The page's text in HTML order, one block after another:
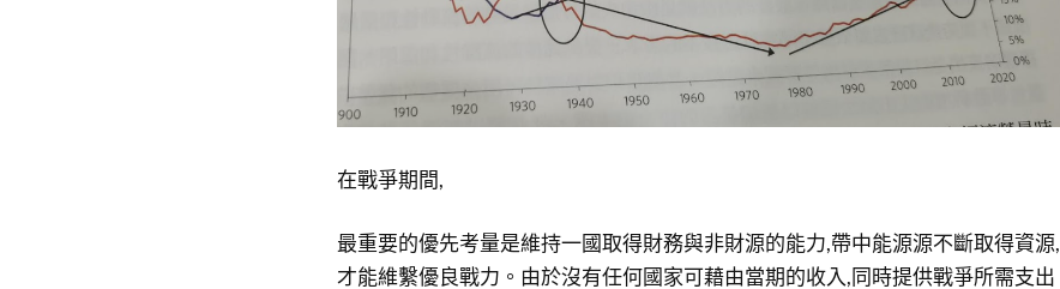
在戰爭期間,
最重要的優先考量是維持一國取得財務與非財源的能力,帶中能源源不斷取得資源,
才能維繫優良戰力。由於沒有任何國家可藉由當期的收入,同時提供戰爭所需支出